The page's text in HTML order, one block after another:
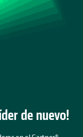
de nuevo!
de seguridad y